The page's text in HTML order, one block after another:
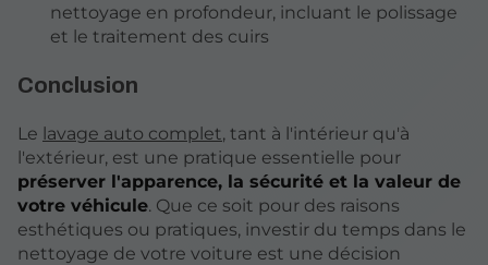
nettoyage en profondeur, incluant le polissage
et le traitement des cuirs
Conclusion
Le lavage auto complet, tant à l'intérieur qu'à
l'extérieur, est une pratique essentielle pour
préserver l'apparence, la sécurité et la valeur de
votre véhicule. Que ce soit pour des raisons
esthétiques ou pratiques, investir du temps dans le
nettoyage de votre voiture est une décision